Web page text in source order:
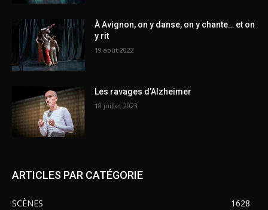
À Avignon, on y danse, on y chante… et on
y rit
19 août 2022
Les ravages d’Alzheimer
18 juillet 2023
ARTICLES PAR CATÉGORIE
SCÈNES
1628